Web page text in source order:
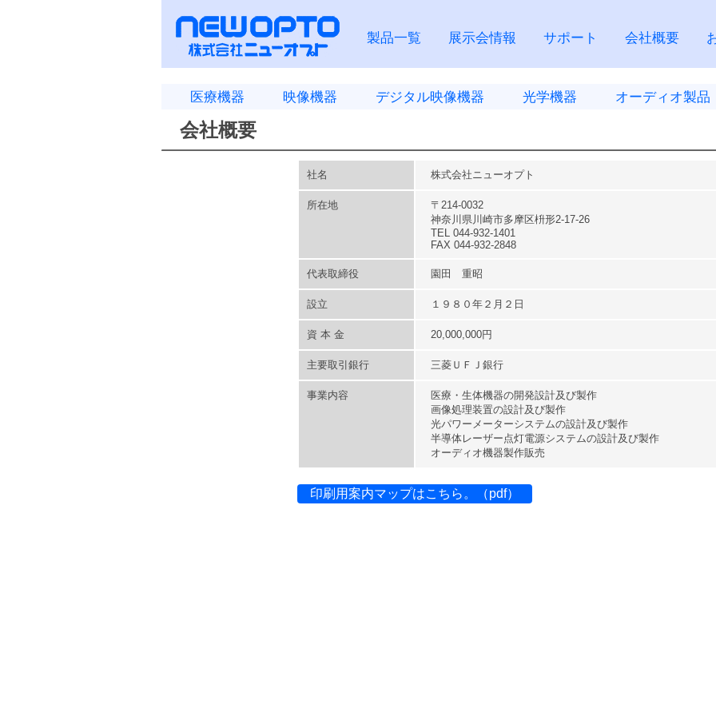
製品一覧 展示会情報 サポート 会社概要
医療機器 映像機器 デジタル映像機器 光学機器 オーディオ製品
会社概要
社名 株式会社ニューオプト
所在地
〒214-0032
神奈川県川崎市多摩区枡形2-17-26
TEL 044-932-1401
FAX 044-932-2848
代表取締役 園田 重昭
設立 １９８０年２月２日
資 本 金 20,000,000円
主要取引銀行 三菱ＵＦＪ銀行
事業内容
医療・生体機器の開発設計及び製作
画像処理装置の設計及び製作
光パワーメーターシステムの設計及び製作
半導体レーザー点灯電源システムの設計及び製作
オーディオ機器製作販売
印刷用案内マップはこちら。（pdf）